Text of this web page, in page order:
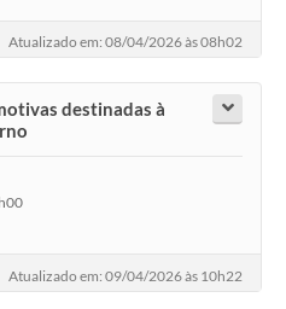
Atualizado em: 08/04/2026 às 08h02
destinadas à
Atualizado em: 09/04/2026 às 10h22